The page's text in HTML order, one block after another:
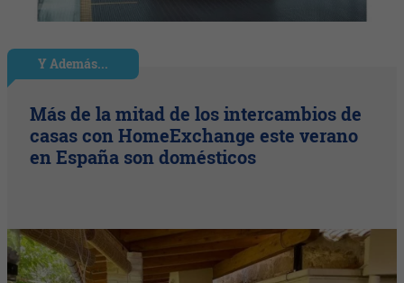
Y Además...
Más de la mitad de los intercambios de
casas con HomeExchange este verano
en España son domésticos